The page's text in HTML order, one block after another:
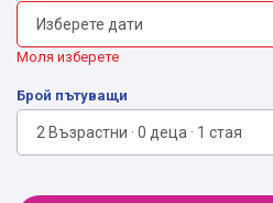
Моля изберете
Брой пътуващи
2 Възрастни · 0 деца · 1 стая